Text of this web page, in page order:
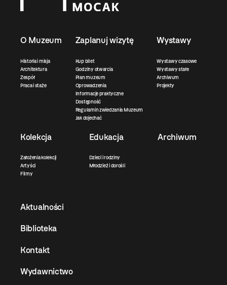
O Muzeum
Historia i misja
Architektura
Zespół
Praca i staże
Zaplanuj wizytę
Kup bilet
Godziny otwarcia
Plan muzeum
Oprowadzenia
Informacje praktyczne
Dostępność
Regulamin zwiedzania Muzeum
Jak dojechać
Wystawy
Wystawy czasowe
Wystawy stałe
Archiwum
Projekty
Kolekcja
Założenia kolekcji
Artyści
Filmy
Edukacja
Dzieci i rodziny
Młodzież i dorośli
Archiwum
Aktualności
Biblioteka
Kontakt
Wydawnictwo